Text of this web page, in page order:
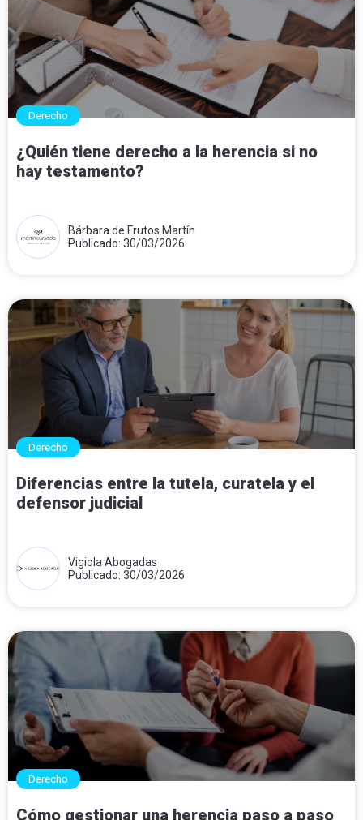
Derecho
¿Quién tiene derecho a la herencia si no
hay testamento?
Bárbara de Frutos Martín
Publicado: 30/03/2026
Derecho
Diferencias entre la tutela, curatela y el
defensor judicial
Vigiola Abogadas
Publicado: 30/03/2026
Derecho
Cómo gestionar una herencia paso a paso